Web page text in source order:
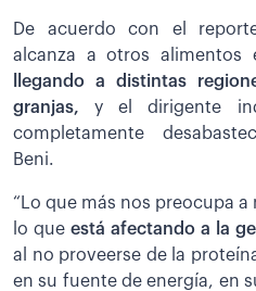
De acuerdo con el
alcanza a otros alimentos
llegando a distintas
granjas, y el dirigente
completamente
Beni.
“Lo que más nos preocupa
lo que está afectando a la
al no proveerse de la
en su fuente de energía, en